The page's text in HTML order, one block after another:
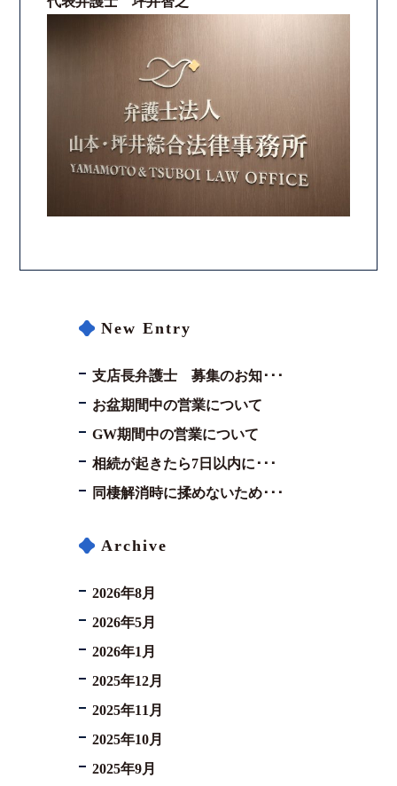
New Entry
支店長弁護士 募集のお知･･･
お盆期間中の営業について
GW期間中の営業について
相続が起きたら7日以内に･･･
同棲解消時に揉めないため･･･
Archive
2026年8月
2026年5月
2026年1月
2025年12月
2025年11月
2025年10月
2025年9月